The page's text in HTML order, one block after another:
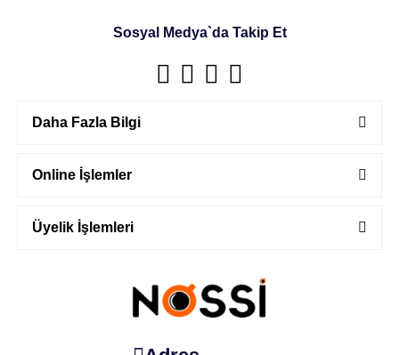
Sosyal Medya`da Takip Et
Daha Fazla Bilgi
Online İşlemler
Üyelik İşlemleri